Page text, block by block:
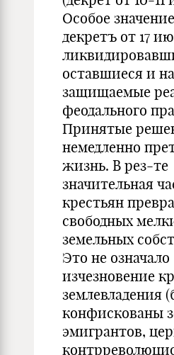
Особое
декретъ от 17
оставшиеся и
защищаемые
феодального
Принятые
немедленно
жизнь. В рез-те
значительная
крестьян
свободных
земельных
Это не означало
изчезновение
землевладения
конфискованы
эмигрантов,